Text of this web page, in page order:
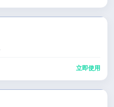
立即使用